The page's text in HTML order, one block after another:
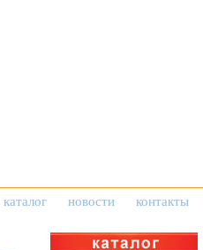
каталог новости контакты